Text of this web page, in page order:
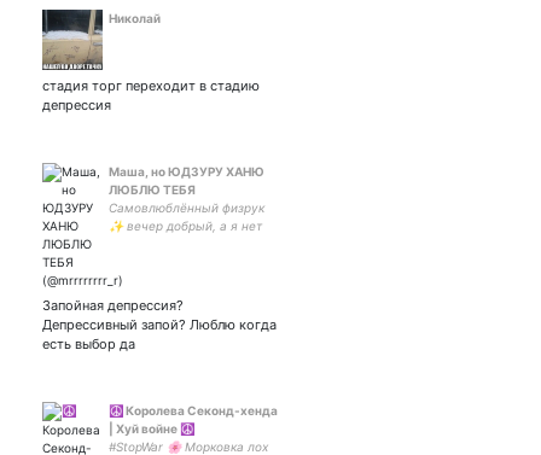
Николай
стадия торг переходит в стадию
депрессия
Маша, но ЮДЗУРУ ХАНЮ
ЛЮБЛЮ ТЕБЯ
Самовлюблённый физрук
✨ вечер добрый, а я нет
Запойная депрессия?
Депрессивный запой? Люблю когда
есть выбор да
☮️ Королева Секонд-хенда
| Хуй войне ☮️
#StopWar 🌸 Морковка лох